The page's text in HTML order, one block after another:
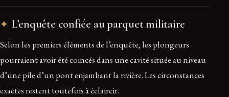
L’enquête confiée au parquet militaire
Selon les premiers éléments de l’enquête, les plongeurs
pourraient avoir été coincés dans une cavité située au niveau
d’une pile d’un pont enjambant la rivière. Les circonstances
exactes restent toutefois à éclaircir.